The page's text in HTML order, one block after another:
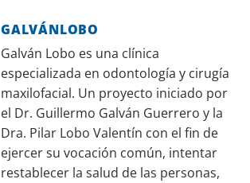
GALVÁNLOBO
Galván Lobo es una clínica
especializada en odontología y cirugía
maxilofacial. Un proyecto iniciado por
el Dr. Guillermo Galván Guerrero y la
Dra. Pilar Lobo Valentín con el fin de
ejercer su vocación común, intentar
restablecer la salud de las personas,